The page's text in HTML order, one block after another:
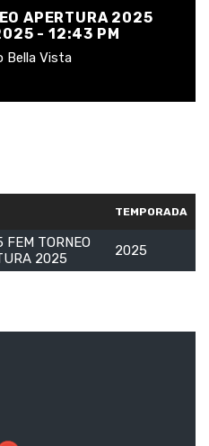
APERTURA 2025
- 12:43 PM
Bella Vista
TEMPORADA
FEM TORNEO
2025
2025